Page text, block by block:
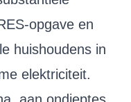
opgave en
huishoudens in
elektriciteit.